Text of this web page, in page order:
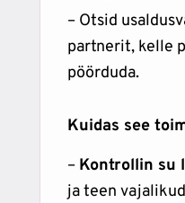
– Otsid
partnerit, kelle
pöörduda.
Kuidas see
– Kontrollin su
ja teen